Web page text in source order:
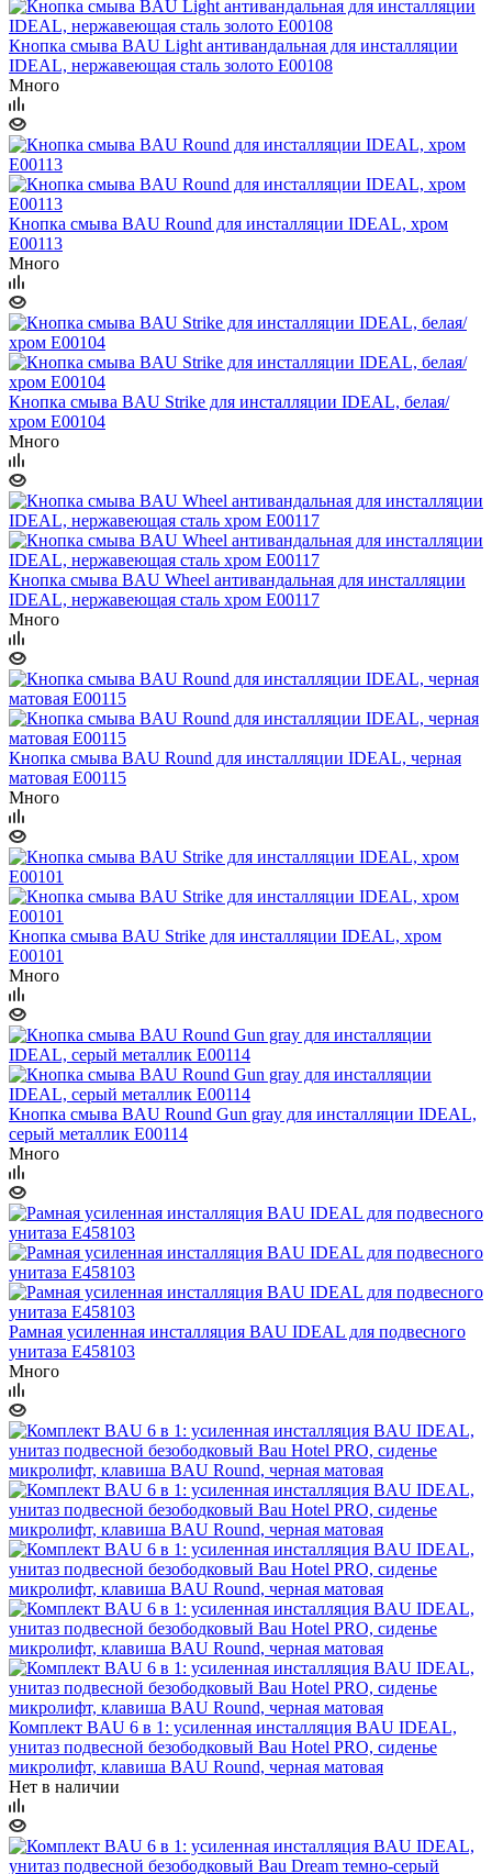
Кнопка смыва BAU Light антивандальная для инсталляции
IDEAL, нержавеющая сталь золото E00108
Много
Кнопка смыва BAU Round для инсталляции IDEAL, хром
E00113
Много
Кнопка смыва BAU Strike для инсталляции IDEAL, белая/
хром E00104
Много
Кнопка смыва BAU Wheel антивандальная для инсталляции
IDEAL, нержавеющая сталь хром E00117
Много
Кнопка смыва BAU Round для инсталляции IDEAL, черная
матовая E00115
Много
Кнопка смыва BAU Strike для инсталляции IDEAL, хром
E00101
Много
Кнопка смыва BAU Round Gun gray для инсталляции IDEAL,
серый металлик E00114
Много
Рамная усиленная инсталляция BAU IDEAL для подвесного
унитаза E458103
Много
Комплект BAU 6 в 1: усиленная инсталляция BAU IDEAL,
унитаз подвесной безободковый Bau Hotel PRO, сиденье
микролифт, клавиша BAU Round, черная матовая
Нет в наличии